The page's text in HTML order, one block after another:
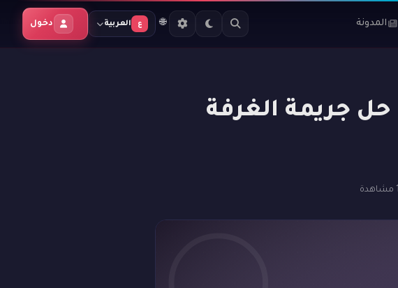
المدونة 🌐 ع العربية دخول
جريمة الغرفة